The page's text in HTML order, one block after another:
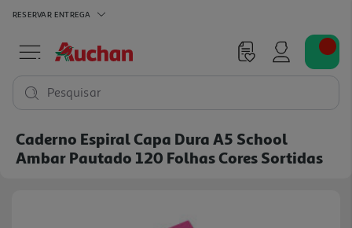
RESERVAR ENTREGA
Pesquisar
Caderno Espiral Capa Dura A5 School
Ambar Pautado 120 Folhas Cores Sortidas